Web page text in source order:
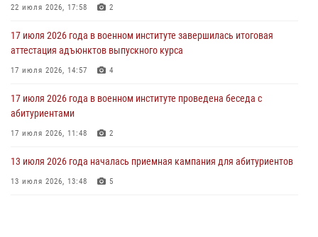
28 июля 2026, 10:41
22 июля 2026, 17:58 2
17 июля 2026 года в военном институте завершилась итоговая
аттестация адъюнктов выпускного курса
17 июля 2026, 14:57 4
17 июля 2026 года в военном институте проведена беседа с
абитуриентами
17 июля 2026, 11:48 2
13 июля 2026 года началась приемная кампания для абитуриентов
13 июля 2026, 13:48 5